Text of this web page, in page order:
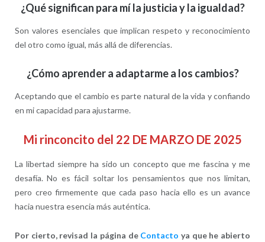
¿Qué significan para mí la justicia y la igualdad?
Son valores esenciales que implican respeto y reconocimiento
del otro como igual, más allá de diferencias.
¿Cómo aprender a adaptarme a los cambios?
Aceptando que el cambio es parte natural de la vida y confiando
en mi capacidad para ajustarme.
Mi rinconcito del 22 DE MARZO DE 2025
La libertad siempre ha sido un concepto que me fascina y me
desafía. No es fácil soltar los pensamientos que nos limitan,
pero creo firmemente que cada paso hacia ello es un avance
hacia nuestra esencia más auténtica.
Por cierto, revisad la página de Contacto ya que he abierto